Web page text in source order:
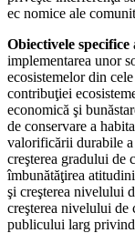
ec nomice ale
Obiectivele specifice
implementarea unor
ecosistemelor din
contribuţiei
economică şi
de conservare a
valorificării durabile
creşterea gradului de
îmbunătăţirea
şi creşterea nivelului
creşterea nivelului de
publicului larg privind